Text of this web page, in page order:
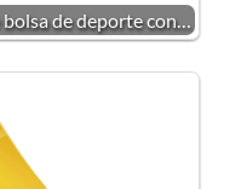
de deporte con…